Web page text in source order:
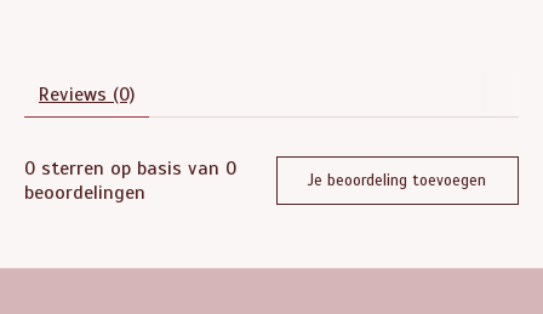
Reviews (0)
0 sterren op basis van 0
beoordelingen
Je beoordeling toevoegen